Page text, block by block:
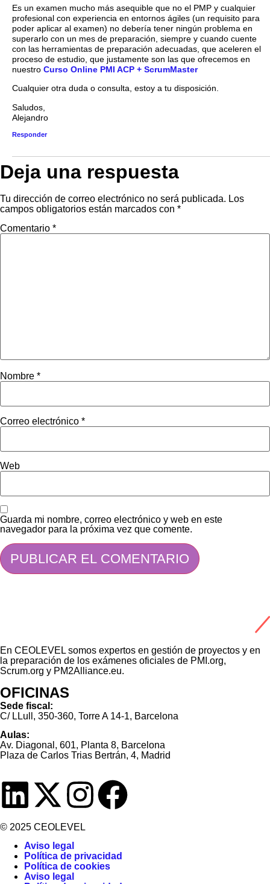
Es un examen mucho más asequible que no el PMP y cualquier
profesional con experiencia en entornos ágiles (un requisito para
poder aplicar al examen) no debería tener ningún problema en
superarlo con un mes de preparación, siempre y cuando cuente
con las herramientas de preparación adecuadas, que aceleren el
proceso de estudio, que justamente son las que ofrecemos en
nuestro Curso Online PMI ACP + ScrumMaster
Cualquier otra duda o consulta, estoy a tu disposición.
Saludos,
Alejandro
Responder
Deja una respuesta
Tu dirección de correo electrónico no será publicada. Los
campos obligatorios están marcados con *
Comentario *
Nombre *
Correo electrónico *
Web
Guarda mi nombre, correo electrónico y web en este
navegador para la próxima vez que comente.
En CEOLEVEL somos expertos en gestión de proyectos y en
la preparación de los exámenes oficiales de PMI.org,
Scrum.org y PM2Alliance.eu.
OFICINAS
Sede fiscal:
C/ LLull, 350-360, Torre A 14-1, Barcelona
Aulas:
Av. Diagonal, 601, Planta 8, Barcelona
Plaza de Carlos Trias Bertrán, 4, Madrid
© 2025 CEOLEVEL
Aviso legal
Política de privacidad
Política de cookies
Aviso legal